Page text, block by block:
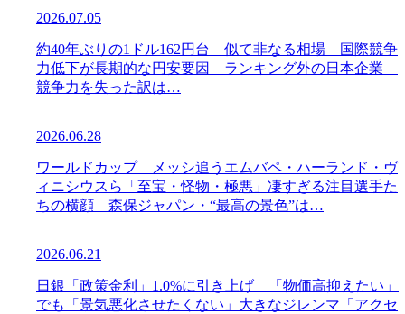
2026.07.05
約40年ぶりの1ドル162円台 似て非なる相場 国際競争
力低下が長期的な円安要因 ランキング外の日本企業
競争力を失った訳は…
2026.06.28
ワールドカップ メッシ追うエムバペ・ハーランド・ヴ
ィニシウスら「至宝・怪物・極悪」凄すぎる注目選手た
ちの横顔 森保ジャパン・“最高の景色”は…
2026.06.21
日銀「政策金利」1.0%に引き上げ 「物価高抑えたい」
でも「景気悪化させたくない」大きなジレンマ「アクセ